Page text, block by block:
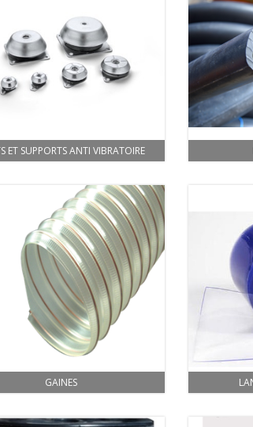
ET SUPPORTS ANTI VIBRATOIRE
GAINES